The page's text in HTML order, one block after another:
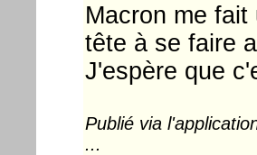
Macron me
tête à se faire
J'espère que
Publié via
...